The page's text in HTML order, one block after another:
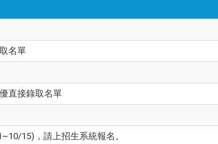
名單
直接錄取名單
15)，請上招生系統報名。